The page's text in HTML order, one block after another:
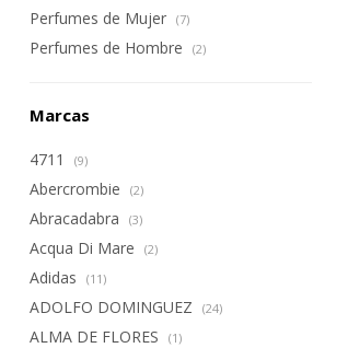
Perfumes de Mujer (7)
Perfumes de Hombre (2)
Marcas
4711 (9)
Abercrombie (2)
Abracadabra (3)
Acqua Di Mare (2)
Adidas (11)
ADOLFO DOMINGUEZ (24)
ALMA DE FLORES (1)